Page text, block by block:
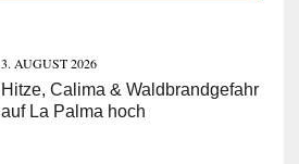
3. AUGUST 2026
Hitze, Calima & Waldbrandgefahr
auf La Palma hoch